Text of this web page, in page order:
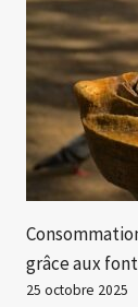
grâce aux
25 octobre 2025